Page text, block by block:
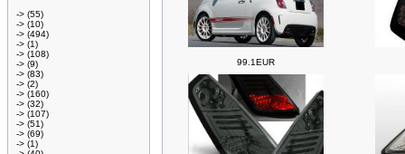
-> (55)
-> (10)
-> (494)
-> (1)
-> (108)
-> (9)
-> (83)
-> (2)
-> (160)
-> (32)
-> (107)
-> (51)
-> (69)
-> (1)
99.1EUR